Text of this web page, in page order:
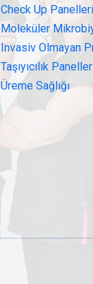
Check Up
Moleküler
Invasiv Olmayan
Taşıyıcılık
Üreme Sağlığı